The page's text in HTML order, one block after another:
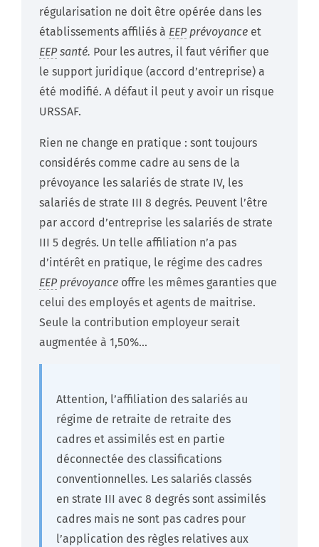
régularisation ne doit être opérée dans les
établissements affiliés à EEPprévoyance et
EEPsanté. Pour les autres, il faut vérifier que
le support juridique (accord d’entreprise) a
été modifié. A défaut il peut y avoir un risque
URSSAF.
Rien ne change en pratique : sont toujours
considérés comme cadre au sens de la
prévoyance les salariés de strate IV, les
salariés de strate III 8 degrés. Peuvent l’être
par accord d’entreprise les salariés de strate
III 5 degrés. Un telle affiliation n’a pas
d’intérêt en pratique, le régime des cadres
EEPprévoyance offre les mêmes garanties que
celui des employés et agents de maitrise.
Seule la contribution employeur serait
augmentée à 1,50%…
Attention, l’affiliation des salariés au
régime de retraite de retraite des
cadres et assimilés est en partie
déconnectée des classifications
conventionnelles. Les salariés classés
en strate III avec 8 degrés sont assimilés
cadres mais ne sont pas cadres pour
l’application des règles relatives aux